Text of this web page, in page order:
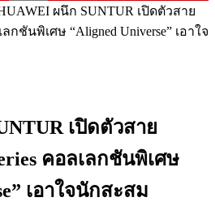
ผนึก SUNTUR เปิดตัวสาย
กชันพิเศษ “Aligned Universe” เอาใจ
เปิดตัวสาย
คอลเลกชันพิเศษ
เอาใจนักสะสม